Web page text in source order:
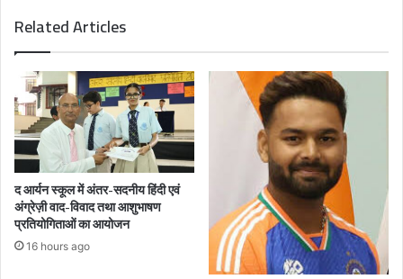
Related Articles
द आर्यन स्कूल में अंतर-सदनीय हिंदी एवं
अंग्रेज़ी वाद-विवाद तथा आशुभाषण
प्रतियोगिताओं का आयोजन
16 hours ago